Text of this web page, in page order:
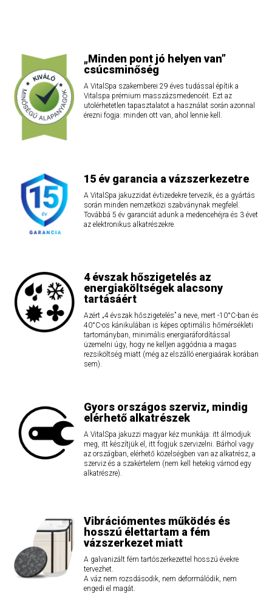
„Minden pont jó helyen van”
csúcsminőség
A VitalSpa szakemberei 29 éves tudással építik a
Vitalspa prémium masszázsmedencéit. Ezt az
utolérhetetlen tapasztalatot a használat során azonnal
érezni fogja: minden ott van, ahol lennie kell.
15 év garancia a vázszerkezetre
A VitalSpa jakuzzidat évtizedekre tervezik, és a gyártás
során minden nemzetközi szabványnak megfelel.
Továbbá 5 év garanciát adunk a medencehéjra és 3 évet
az elektronikus alkatrészekre.
4 évszak hőszigetelés az
energiaköltségek alacsony
tartásáért
Azért „4 évszak hőszigetelés” a neve, mert -10°C-ban és
40°C-os kánikulában is képes optimális hőmérsékleti
tartományban, minimális energiaráfordítással
üzemelni úgy, hogy ne kelljen aggódnia a magas
rezsiköltség miatt (még az elszálló energiaárak korában
sem).
Gyors országos szerviz, mindig
elérhető alkatrészek
A VitalSpa jakuzzi magyar kéz munkája: itt álmodjuk
meg, itt készítjük el, itt fogjuk szervizelni. Bárhol vagy
az országban, elérhető közelségben van az alkatrész, a
szerviz és a szakértelem (nem kell hetekig várnod egy
alkatrészre).
Vibrációmentes működés és
hosszú élettartam a fém
vázszerkezet miatt
A galvanizált fém tartószerkezettel hosszú évekre
tervezhet.
A váz nem rozsdásodik, nem deformálódik, nem
engedi el magát.